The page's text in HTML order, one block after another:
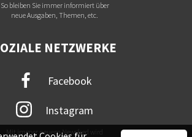
So bleiben Sie immer informiert über
neue Ausgaben, Themen, etc.
NETZWERKE
Facebook
Instagram
Mit immer neuem Newsfeed wird